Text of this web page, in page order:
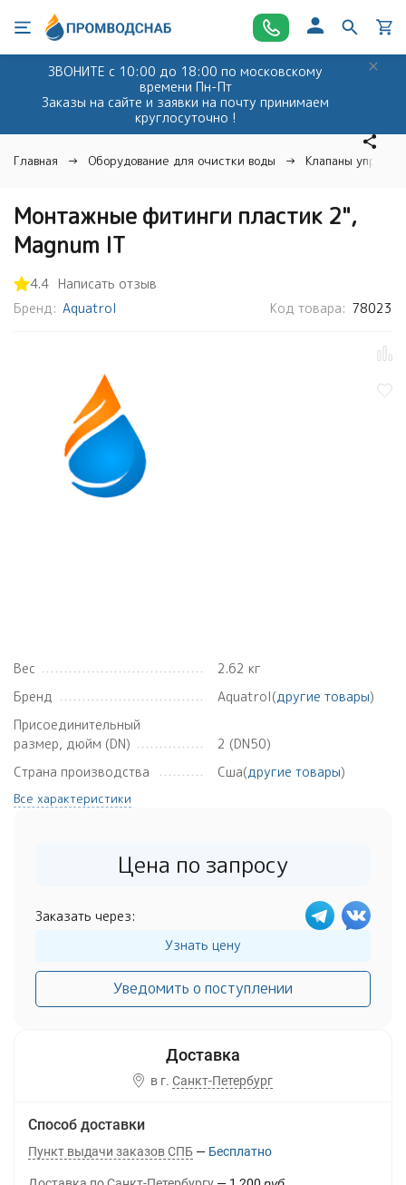
ЗВОНИТЕ с 10:00 до 18:00 по московскому
времени Пн-Пт
Заказы на сайте и заявки на почту принимаем
круглосуточно !
Главная Оборудование для очистки воды Клапаны
Монтажные фитинги пластик 2",
Magnum IT
4.4 Написать отзыв
Бренд: Aquatrol Код товара: 78023
Вес
2.62 кг
Бренд
Aquatrol(другие товары)
Присоединительный
размер, дюйм (DN)
2 (DN50)
Страна производства
Сша(другие товары)
Все характеристики
Цена по запросу
Заказать через:
Узнать цену
Уведомить о поступлении
в г. Санкт-Петербург
Способ доставки
Пункт выдачи заказов СПБ Бесплатно